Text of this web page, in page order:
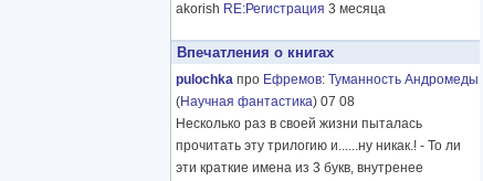
akorish RE:Регистрация 3 месяца
Впечатления о книгах
pulochka про Ефремов: Туманность Андромеды
(Научная фантастика) 07 08
Несколько раз в своей жизни пыталась
прочитать эту трилогию и......ну никак.! - То ли
эти краткие имена из 3 букв, внутренее